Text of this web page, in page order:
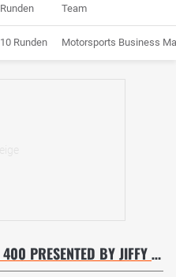
Runden Team
10 Runden Motorsports Business
RENNEN - NASCAR PENNZOIL 400 PRESENTED BY JIFFY LUBE